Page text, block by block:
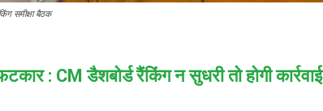
समीक्षा बैठक
: CM डैशबोर्ड रैंकिंग न सुधरी तो होगी कार्रवाई